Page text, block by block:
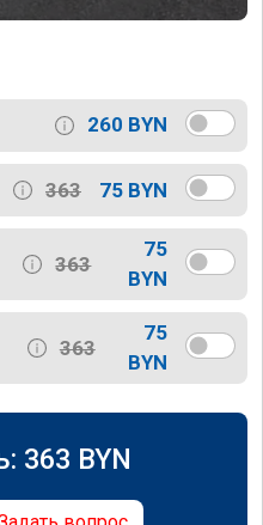
260 BYN
363 75 BYN
363
75
BYN
363
75
BYN
363 BYN